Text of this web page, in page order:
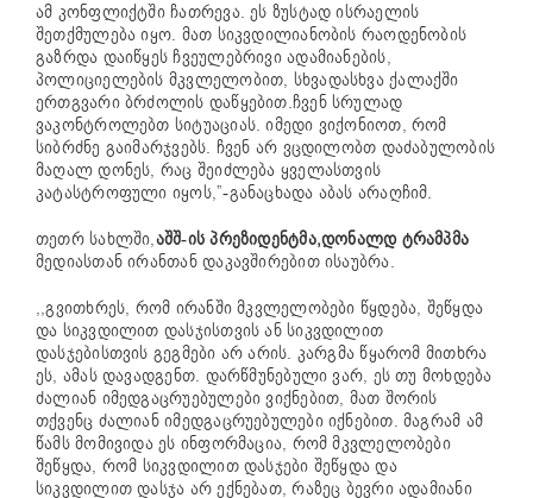
ამ კონფლიქტში ჩათრევა. ეს ზუსტად ისრაელის
შეთქმულება იყო. მათ სიკვდილიანობის რაოდენობის
გაზრდა დაიწყეს ჩვეულებრივი ადამიანების,
პოლიციელების მკვლელობით, სხვადასხვა ქალაქში
ერთგვარი ბრძოლის დაწყებით.ჩვენ სრულად
ვაკონტროლებთ სიტუაციას. იმედი ვიქონიოთ, რომ
სიბრძნე გაიმარჯვებს. ჩვენ არ ვცდილობთ დაძაბულობის
მაღალ დონეს, რაც შეიძლება ყველასთვის
კატასტროფული იყოს,”-განაცხადა აბას არაღჩიმ.
თეთრ სახლში,აშშ-ის პრეზიდენტმა,დონალდ ტრამპმა
მედიასთან ირანთან დაკავშირებით ისაუბრა.
,,გვითხრეს, რომ ირანში მკვლელობები წყდება, შეწყდა
და სიკვდილით დასჯისთვის ან სიკვდილით
დასჯებისთვის გეგმები არ არის. კარგმა წყარომ მითხრა
ეს, ამას დავადგენთ. დარწმუნებული ვარ, ეს თუ მოხდება
ძალიან იმედგაცრუებულები ვიქნებით, მათ შორის
თქვენც ძალიან იმედგაცრუებულები იქნებით. მაგრამ ამ
წამს მომივიდა ეს ინფორმაცია, რომ მკვლელობები
შეწყდა, რომ სიკვდილით დასჯები შეწყდა და
სიკვდილით დასჯა არ ექნებათ, რაზეც ბევრი ადამიანი